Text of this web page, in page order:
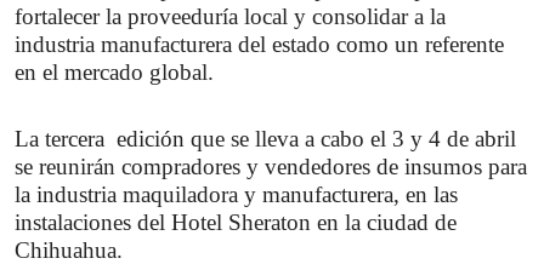
fortalecer la proveeduría local y consolidar a la
industria manufacturera del estado como un referente
en el mercado global.
La tercera  edición que se lleva a cabo el 3 y 4 de abril
se reunirán compradores y vendedores de insumos para
la industria maquiladora y manufacturera, en las
instalaciones del Hotel Sheraton en la ciudad de
Chihuahua.